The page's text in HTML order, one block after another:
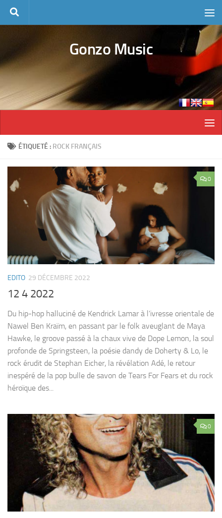
Skip to content
Gonzo Music
ÉTIQUETÉ : ROCK FRANÇAIS
0
EDITO 29 DÉCEMBRE 2022
12 4 2022
Du hip-hop halluciné de Kendrick Lamar à l’ivresse orientale de
Nawel Ben Kraïm, en passant par le folk aveuglant de Maya
Hawke, le groove passé à la chaux vive de Dope Lemon, la soul
profonde de Springsteen, la poésie dandy de Doherty & Lo, le
rock érudit de Stephan Eicher, la révélation Adé, le retour
inespéré de la pop bulle de savon de Tears For Fears et du rock
héroïque des...
0